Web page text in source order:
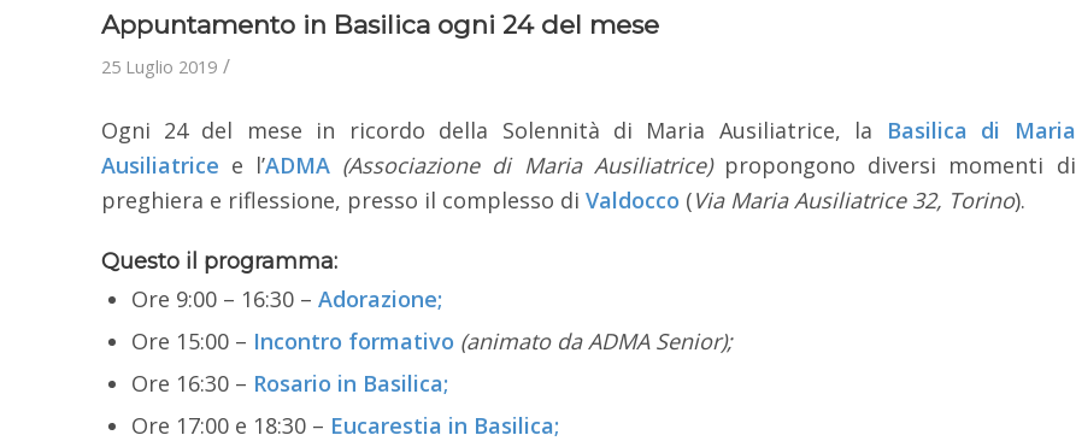
Appuntamento in Basilica ogni 24 del mese
25 Luglio 2019 /
Ogni 24 del mese in ricordo della Solennità di Maria Ausiliatrice, la Basilica di Maria
Ausiliatrice e l’ADMA (Associazione di Maria Ausiliatrice)propongono diversi momenti di
preghiera e riflessione, presso il complesso di Valdocco (Via Maria Ausiliatrice 32, Torino).
Questo il programma:
Ore 9:00 – 16:30 – Adorazione;
Ore 15:00 – Incontro formativo (animato da ADMA Senior);
Ore 16:30 – Rosario in Basilica;
Ore 17:00 e 18:30 – Eucarestia in Basilica;